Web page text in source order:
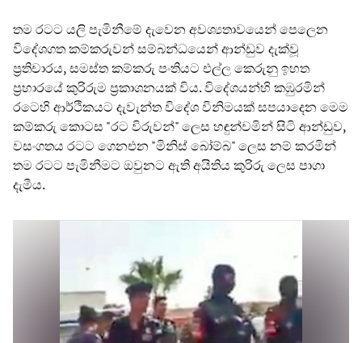
තම රටට යලි පැමිනීමේ දැවෙන අවශ්‍යතාවයෙන් පෙලෙන
විදේශගත කම්කරුවන් සම්බන්ධයෙන් ආන්ඩුව දැක්වූ
ප්‍රතිචාරය, සමස්ත කම්කරු පංතියට එල්ල කෙරුනු ඉහත
ප්‍රහාරයේ කුරිරුම ප්‍රකාශනයක් විය. විදේශයන්හි කඹුරමින්
රටෙහි ආර්ථිකයට දැවැන්ත විදේශ විනිමයක් සපයාදෙන මෙම
කම්කරු කොටස "රට විරුවන්" ලෙස හඳුන්වමින් සිටි ආන්ඩුව,
වසංගතය රටට ගෙනඑන "මිනිස් බෝම්බ" ලෙස නම් කරමින්
තම රටට පැමිනීමට ඔවුනට ඇති අයිතිය කුරිරු ලෙස පාගා
දැමීය.